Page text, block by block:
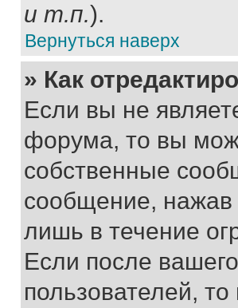
и т.п.).
Вернуться наверх
» Как
Если вы не
форума, то вы
собственные
сообщение, нажав
лишь в течение
Если после
пользователей,